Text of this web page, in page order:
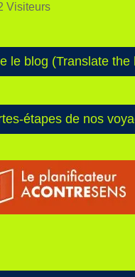
Visiteurs
le blog (Translate the
étapes de nos